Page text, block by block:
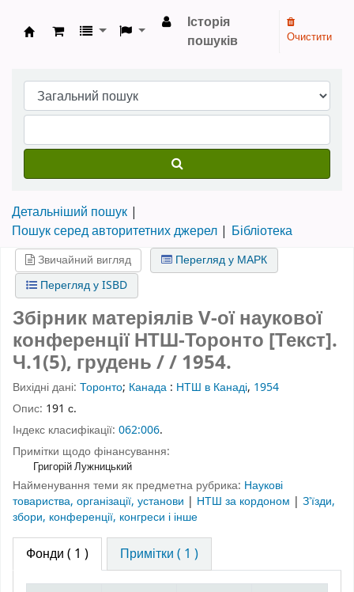
Бібліотека НТШ › Електронний каталог
Історія
пошуків
Очистити
Детальніший пошук
Пошук серед авторитетних джерел
Бібліотека
Звичайний вигляд
Перегляд у МАРК
Перегляд у ISBD
Збірник матеріялів V-ої наукової
конференції НТШ-Торонто [Текст].
Ч.1(5), грудень/ / 1954.
Вихідні дані: Торонто; Канада : НТШ в Канаді, 1954
Опис: 191 с.
Індекс класифікації: 062:006.
Примітки щодо фінансування:
Григорій Лужницький
Найменування теми як предметна рубрика: Наукові
товариства, організації, установи | НТШ за кордоном | Зʼїзди,
збори, конференції, конгреси і інше
Фонди ( 1 ) Примітки ( 1 )